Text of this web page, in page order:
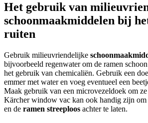
Het gebruik van
schoonmaakmiddelen bij
ruiten
Gebruik milieuvriendelijke
bijvoorbeeld regenwater om de ramen
het gebruik van chemicaliën. Gebruik een
emmer met water en voeg eventueel een
Maak gebruik van een microvezeldoek om
Kärcher window vac kan ook handig zijn om
en de ramen streeploos achter te laten.